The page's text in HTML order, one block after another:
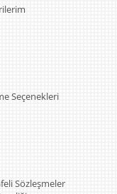
Seçenekleri
Sözleşmeler